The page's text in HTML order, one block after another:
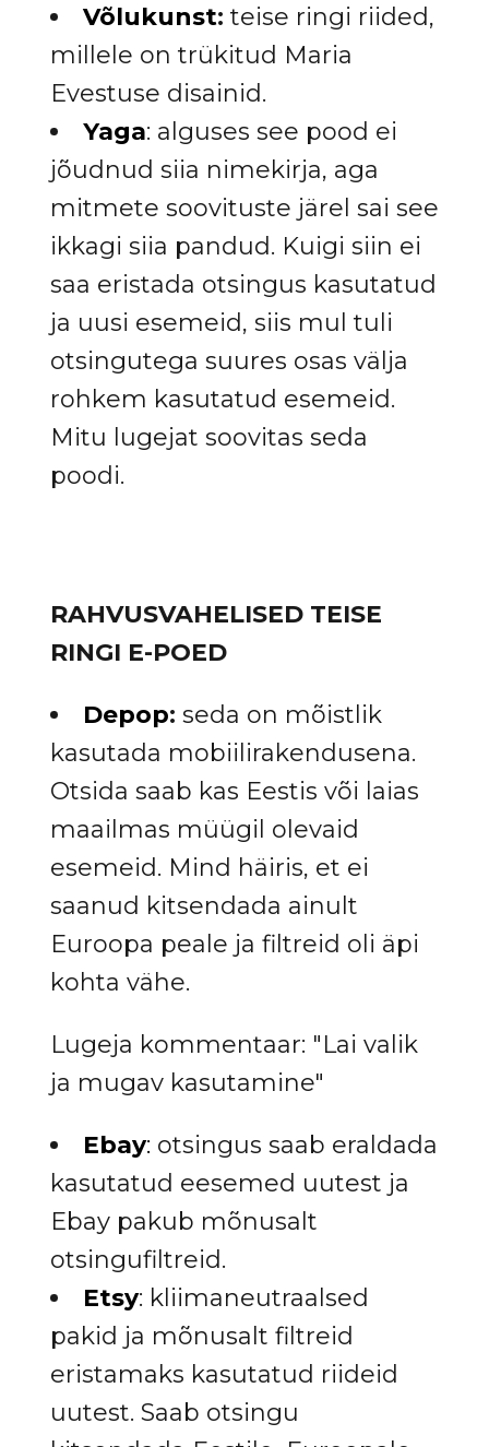
Võlukunst: teise ringi riided,
millele on trükitud Maria
Evestuse disainid.
Yaga: alguses see pood ei
jõudnud siia nimekirja, aga
mitmete soovituste järel sai see
ikkagi siia pandud. Kuigi siin ei
saa eristada otsingus kasutatud
ja uusi esemeid, siis mul tuli
otsingutega suures osas välja
rohkem kasutatud esemeid.
Mitu lugejat soovitas seda
poodi.
RAHVUSVAHELISED TEISE
RINGI E-POED
Depop: seda on mõistlik
kasutada mobiilirakendusena.
Otsida saab kas Eestis või laias
maailmas müügil olevaid
esemeid. Mind häiris, et ei
saanud kitsendada ainult
Euroopa peale ja filtreid oli äpi
kohta vähe.
Lugeja kommentaar: "Lai valik
ja mugav kasutamine"
Ebay: otsingus saab eraldada
kasutatud eesemed uutest ja
Ebay pakub mõnusalt
otsingufiltreid.
Etsy: kliimaneutraalsed
pakid ja mõnusalt filtreid
eristamaks kasutatud riideid
uutest. Saab otsingu